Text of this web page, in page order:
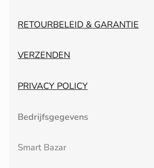
RETOURBELEID & GARANTIE
VERZENDEN
PRIVACY POLICY
Bedrijfsgegevens
Smart Bazar